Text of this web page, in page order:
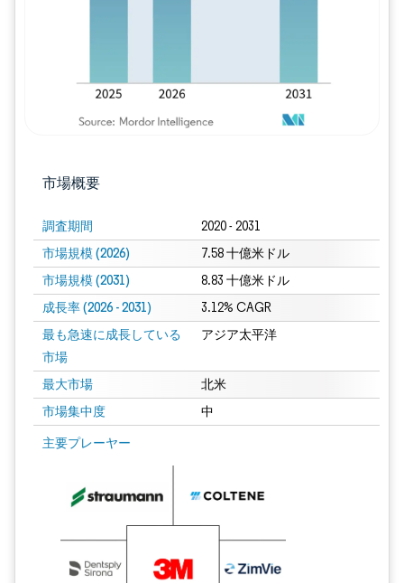
市場概要
調査期間 2020 - 2031
市場規模 (2026) 7.58 十億米ドル
市場規模 (2031) 8.83 十億米ドル
成長率 (2026 - 2031) 3.12% CAGR
最も急速に成長している
市場
アジア太平洋
最大市場 北米
市場集中度 中
主要プレーヤー
画像 © Mordor Intelligence。再利用にはCC BY 4.0の表示が必要です。